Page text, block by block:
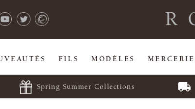
FILS MODÈLES MERCERIE
Spring Summer Collections